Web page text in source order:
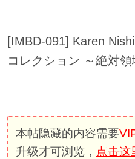
[IMBD-091] Karen
コレクション ～絶対
本帖隐藏的内容需要
升级才可浏览， 点击这